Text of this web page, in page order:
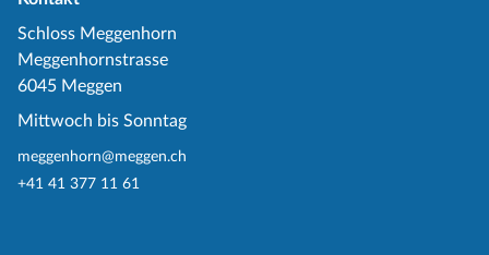
Schloss Meggenhorn
Meggenhornstrasse
6045 Meggen
Mittwoch bis Sonntag
meggenhorn@meggen.ch
+41 41 377 11 61